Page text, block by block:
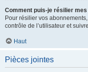
Comment puis-je résilier
Pour résilier vos
contrôle de l’utilisateur et
Haut
Pièces jointes